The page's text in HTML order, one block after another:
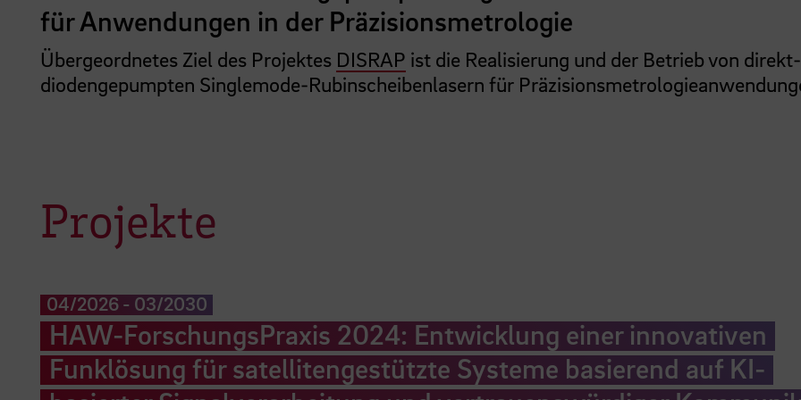
für Anwendungen in der Präzisionsmetrologie
Übergeordnetes Ziel des Projektes DISRAP ist die Realisierung und der Betrieb von direkt-
diodengepumpten Singlemode-Rubinscheibenlasern für
Projekte
04/2026- 03/2030
HAW-ForschungsPraxis 2024: Entwicklung einer innovativen
Funklösung für satellitengestützte Systeme basierend auf KI-